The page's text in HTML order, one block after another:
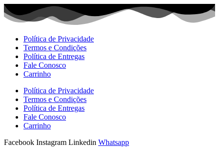
Ir
para
Política de Privacidade
Termos e Condições
Política de Entregas
Fale Conosco
Carrinho
Política de Privacidade
Termos e Condições
Política de Entregas
Fale Conosco
Carrinho
Facebook Instagram Linkedin Whatsapp